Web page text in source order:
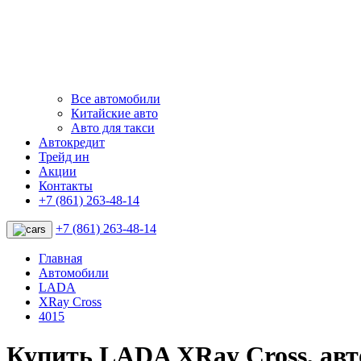
Все автомобили
Китайские авто
Авто для такси
Автокредит
Трейд ин
Акции
Контакты
+7 (861) 263-48-14
+7 (861) 263-48-14
Главная
Автомобили
LADA
XRay Cross
4015